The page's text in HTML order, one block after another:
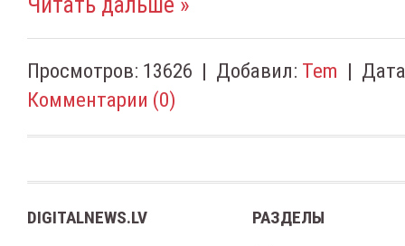
Просмотров: 13626 | Добавил: Tem |
Комментарии (0)
DIGITALNEWS.LV РАЗДЕЛЫ